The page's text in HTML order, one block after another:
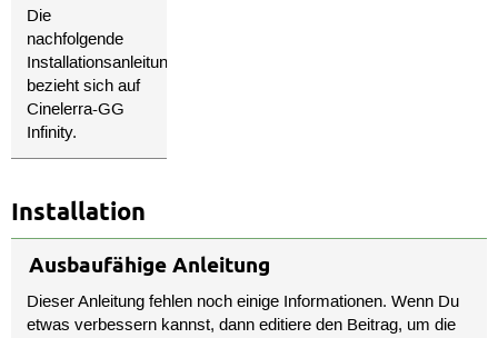
Die
nachfolgende
Installationsanleitung
bezieht sich auf
Cinelerra-GG
Infinity.
Installation
Ausbaufähige Anleitung
Dieser Anleitung fehlen noch einige Informationen. Wenn Du
etwas verbessern kannst, dann editiere den Beitrag, um die